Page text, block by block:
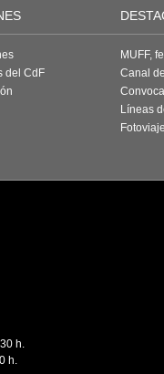
del CdF
MUFF,
Canal
Líneas
h.
h.